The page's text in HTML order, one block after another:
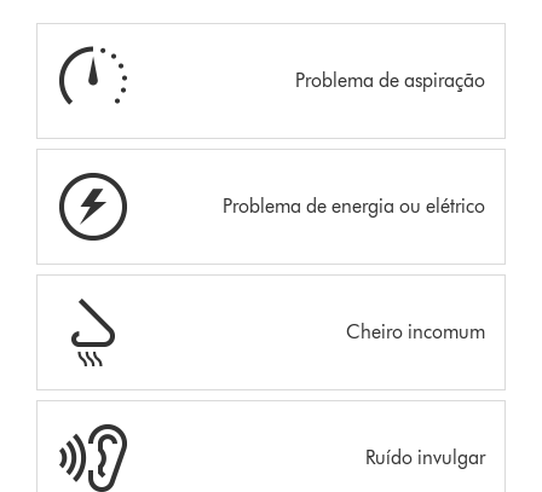
Problema de aspiração
Problema de energia ou elétrico
Cheiro incomum
Ruído invulgar